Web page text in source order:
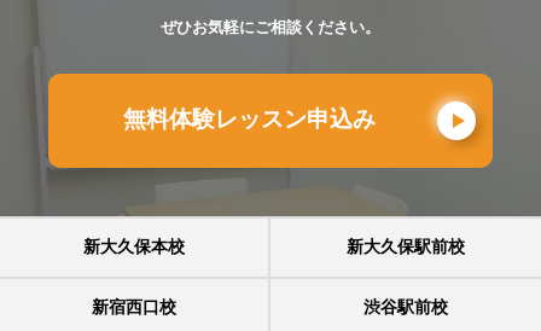
ぜひお気軽にご相談ください。
無料体験レッスン申込み
新大久保本校 新大久保駅前校
新宿西口校 渋谷駅前校